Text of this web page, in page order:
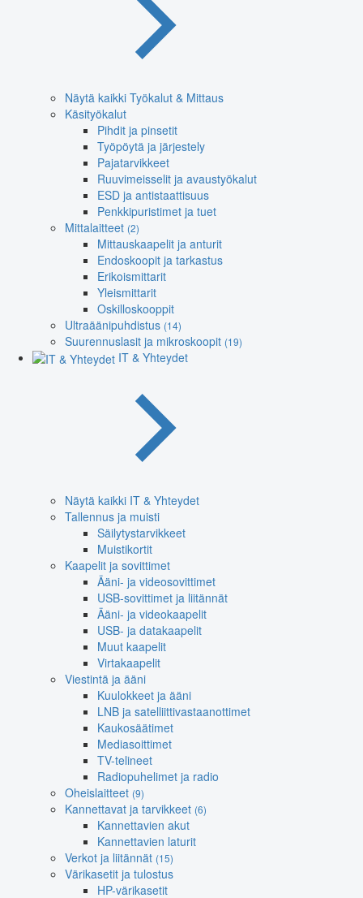
Näytä kaikki Työkalut & Mittaus
Käsityökalut
Pihdit ja pinsetit
Työpöytä ja järjestely
Pajatarvikkeet
Ruuvimeisselit ja avaustyökalut
ESD ja antistaattisuus
Penkkipuristimet ja tuet
Mittalaitteet (2)
Mittauskaapelit ja anturit
Endoskoopit ja tarkastus
Erikoismittarit
Yleismittarit
Oskilloskooppit
Ultraäänipuhdistus (14)
Suurennuslasit ja mikroskoopit (19)
IT & Yhteydet
Näytä kaikki IT & Yhteydet
Tallennus ja muisti
Säilytystarvikkeet
Muistikortit
Kaapelit ja sovittimet
Ääni- ja videosovittimet
USB-sovittimet ja liitännät
Ääni- ja videokaapelit
USB- ja datakaapelit
Muut kaapelit
Virtakaapelit
Viestintä ja ääni
Kuulokkeet ja ääni
LNB ja satelliittivastaanottimet
Kaukosäätimet
Mediasoittimet
TV-telineet
Radiopuhelimet ja radio
Oheislaitteet (9)
Kannettavat ja tarvikkeet (6)
Kannettavien akut
Kannettavien laturit
Verkot ja liitännät (15)
Värikasetit ja tulostus
HP-värikasetit